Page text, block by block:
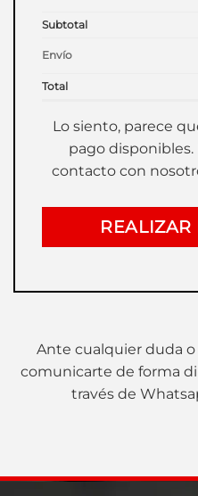
Subtotal
Envío
Total
Lo siento, parece
pago disponibles.
contacto con
Ante cualquier duda
comunicarte de forma
través de